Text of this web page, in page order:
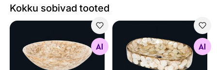
Kokku sobivad tooted
Otsi sarnaseid
Merekarpidega valamu
Otsi sarnaseid